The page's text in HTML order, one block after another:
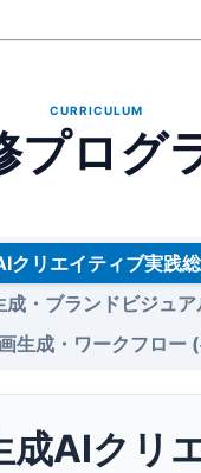
CURRICULUM
プログ
クリエイティブ実践
成・ブランドビジュ
生成・ワークフロー
成AIクリ